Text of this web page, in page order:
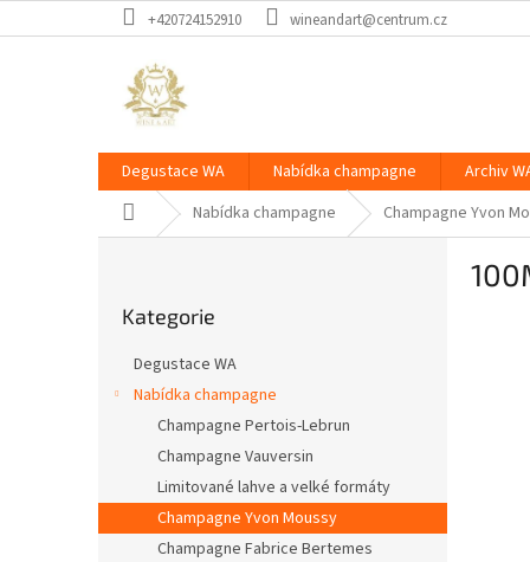
na
+420724152910 wineandart@centrum.cz
Degustace WA Nabídka champagne Archiv
Domů Nabídka champagne Champagne Yvon
a
n
kategorie
Kategorie
Degustace WA
Nabídka champagne
Champagne Pertois-Lebrun
Champagne Vauversin
Limitované lahve a velké formáty
Champagne Yvon Moussy
Champagne Fabrice Bertemes